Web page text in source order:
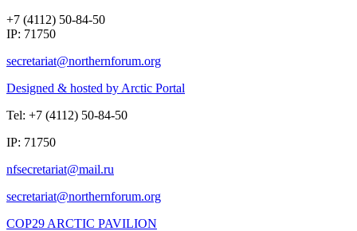
+7 (4112) 50-84-50
IP: 71750
Designed & hosted by Arctic Portal
Tel: +7 (4112) 50-84-50
IP: 71750
COP29 ARCTIC PAVILION